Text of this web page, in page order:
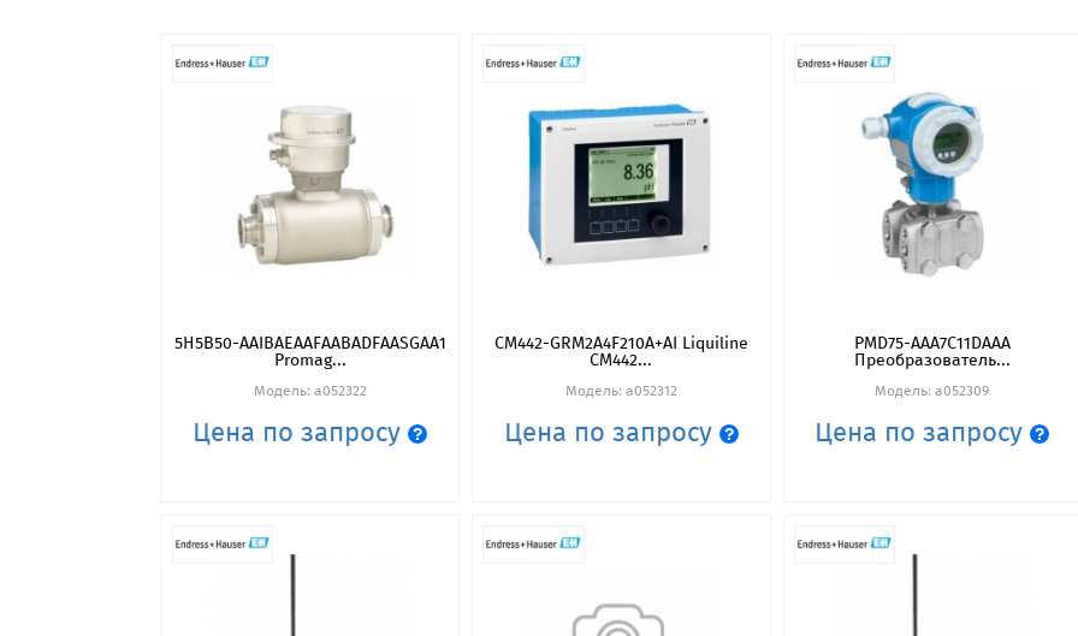
5H5B50-AAIBAEAAFAABADFAASGAA1
Promag...
Модель: a052322
Цена по запросу
CM442-GRM2A4F210A+AI Liquiline
CM442...
Модель: a052312
Цена по запросу
PMD75-AAA7C11DAAA
Преобразователь...
Модель: a052309
Цена по запросу